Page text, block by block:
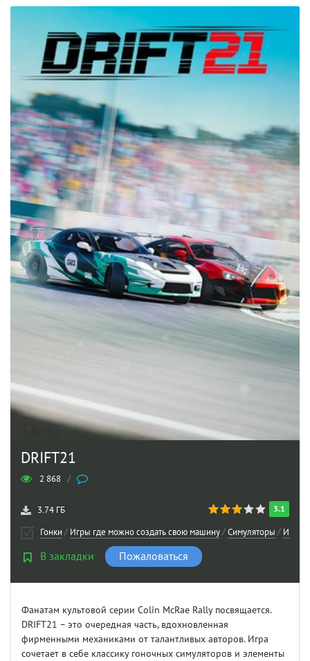
DRIFT21
2 868 /
3.1
3.74 ГБ
Гонки / Игры где можно создать свою машину/Симуляторы / Игры
В закладки Пожаловаться
Фанатам культовой серии Colin McRae Rally посвящается.
DRIFT21 – это очередная часть, вдохновленная
фирменными механиками от талантливых авторов. Игра
сочетает в себе классику гоночных симуляторов и элементы